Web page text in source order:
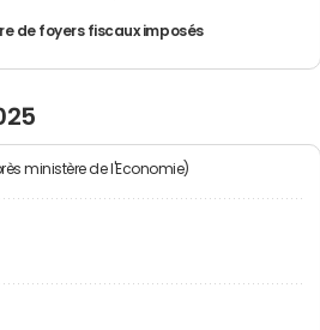
de foyers fiscaux imposés
ministère de l'Economie)